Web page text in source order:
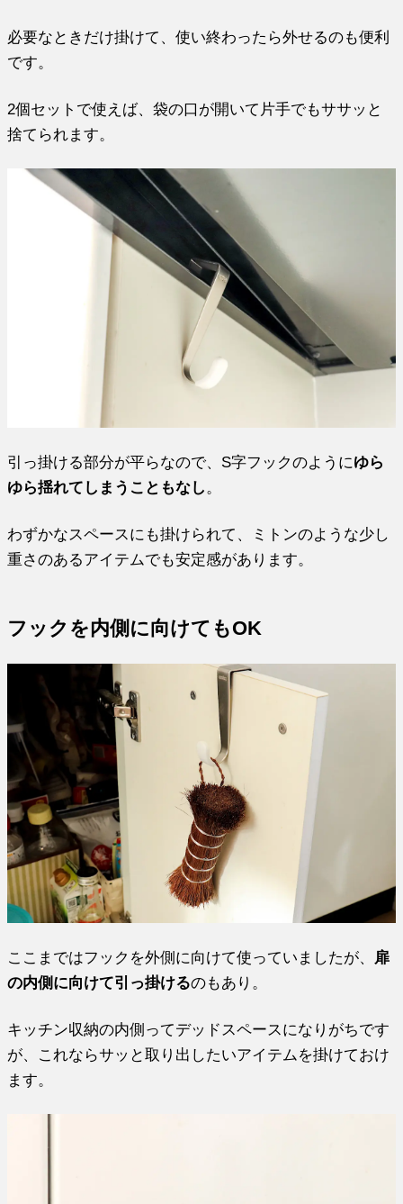
必要なときだけ掛けて、使い終わったら外せるのも便利
です。
2個セットで使えば、袋の口が開いて片手でもササッと
捨てられます。
引っ掛ける部分が平らなので、S字フックのようにゆら
ゆら揺れてしまうこともなし 。
わずかなスペースにも掛けられて、ミトンのような少し
重さのあるアイテムでも安定感があります。
フックを内側に向けてもOK
ここまではフックを外側に向けて使っていましたが、 扉
の内側に向けて引っ掛けるのもあり。
キッチン収納の内側ってデッドスペースになりがちです
が、これならサッと取り出したいアイテムを掛けておけ
ます。